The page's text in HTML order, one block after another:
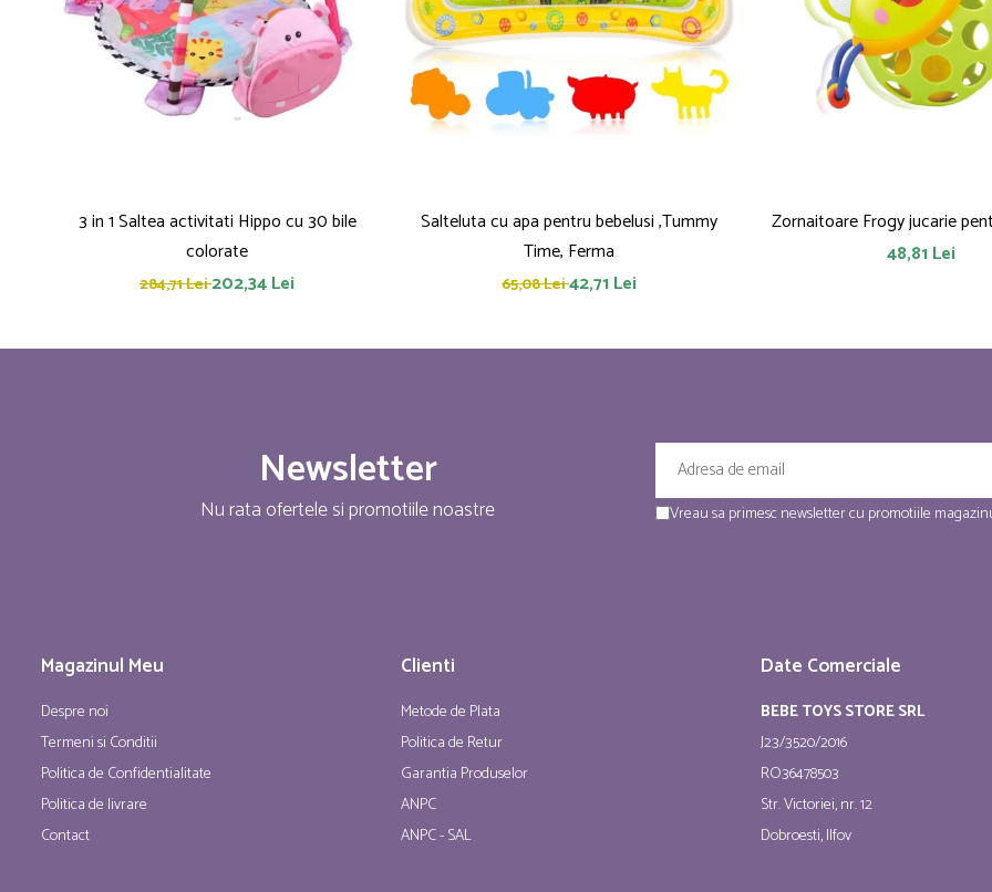
3 in 1 Saltea activitati Hippo cu 30 bile
colorate
284,71 Lei202,34 Lei
Salteluta cu apa pentru bebelusi ,Tummy
Time, Ferma
65,08 Lei42,71 Lei
48,81 Lei
Newsletter
Nu rata ofertele si promotiile noastre Vreau sa primesc newsletter cu promotiile
Magazinul Meu
Despre noi
Termeni si Conditii
Politica de Confidentialitate
Politica de livrare
Contact
Clienti
Metode de Plata
Politica de Retur
Garantia Produselor
ANPC
ANPC - SAL
Date Comerciale
BEBE TOYS STORE SRL
J23/3520/2016
RO36478503
Str. Victoriei, nr. 12
Dobroesti, Ilfov